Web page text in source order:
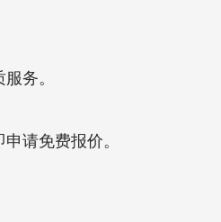
务。
请免费报价。